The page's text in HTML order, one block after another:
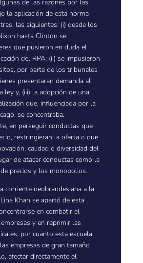
de las razones por las
la aplicación de esta norma
las siguientes: (i) desde los
hasta Clinton se
que pusieron en duda el
del RPA; (ii) se impusieron
por parte de los tribunales
presentaran demanda al
ley y, (iii) la adopción de una
que, influenciada por la
se concentraba,
en perseguir conductas que
restringieran la oferta o que
calidad o diversidad del
de atacar conductas como la
precios y los monopolios.
corriente neobrandesiana a la
Khan se apartó de esta
en combatir el
y en reprimir las
por cuanto esta escuela
empresas de gran tamaño
afectar directamente el